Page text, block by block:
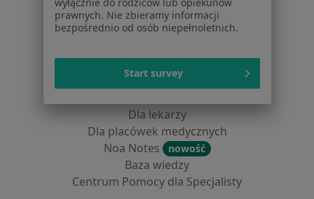
Pomoc
Aplikacje mobilne
Dla profesjonalistów
Dla lekarzy
Dla placówek medycznych
Noa Notes
nowość
Baza wiedzy
Centrum Pomocy dla Specjalisty
prawnych. Nie zbieramy informacji
bezpośrednio od osób niepełnoletnich.
Start survey